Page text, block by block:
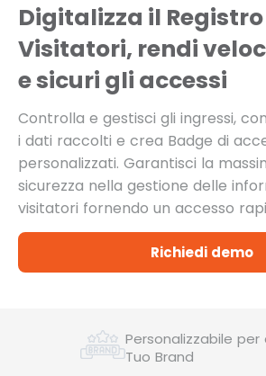
Digitalizza il Registro
Visitatori, rendi
e sicuri gli accessi
Controlla e gestisci gli ingressi,
i dati raccolti e crea Badge di
personalizzati. Garantisci la
sicurezza nella gestione delle
visitatori fornendo un accesso
Richiedi demo
Personalizzabile
Tuo Brand